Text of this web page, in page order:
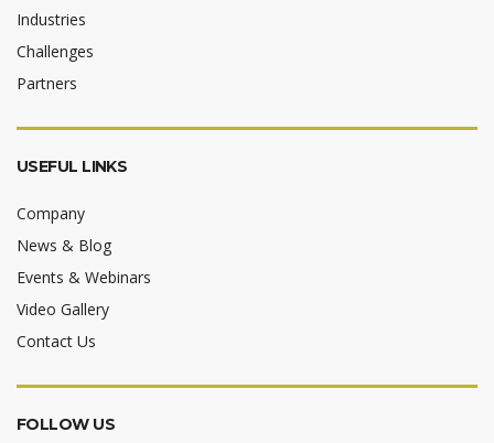
Industries
Challenges
Partners
USEFUL LINKS
Company
News & Blog
Events & Webinars
Video Gallery
Contact Us
FOLLOW US